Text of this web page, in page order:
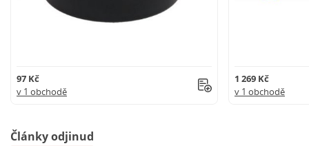
97 Kč
v 1 obchodě
1 269 Kč
v 1 obchodě
Články odjinud